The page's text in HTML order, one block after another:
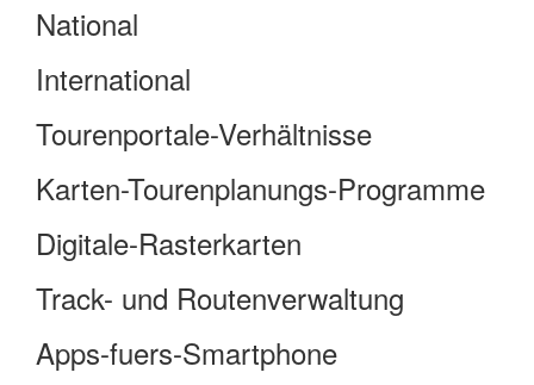
National
International
Tourenportale-Verhältnisse
Karten-Tourenplanungs-Programme
Digitale-Rasterkarten
Track- und Routenverwaltung
Apps-fuers-Smartphone